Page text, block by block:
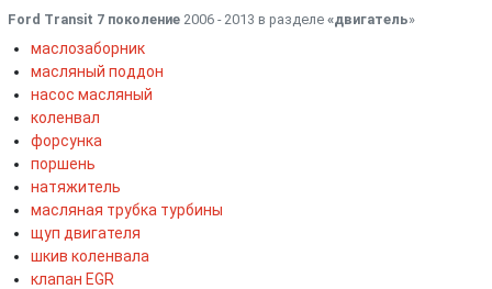
Ford Transit 7 поколение 2006 - 2013 в разделе «двигатель»
маслозаборник
масляный поддон
насос масляный
коленвал
форсунка
поршень
натяжитель
масляная трубка турбины
щуп двигателя
шкив коленвала
клапан EGR